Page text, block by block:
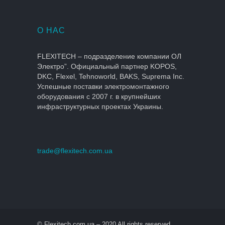
О НАС
FLEXITECH – подразделение компании ОЛ
Электро”. Официальный партнер KOPOS,
DKC, Flexel, Tehnoworld, BAKS, Suprema Inc.
Успешные поставки электромонтажного
оборудования с 2007 г. в крупнейших
инфраструктурных проектах Украины.
trade@flexitech.com.ua